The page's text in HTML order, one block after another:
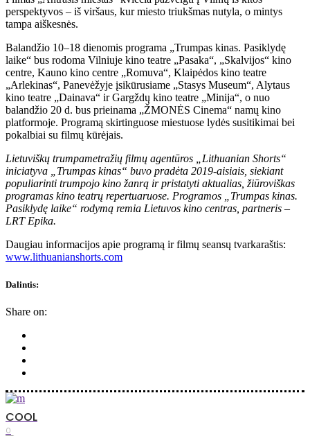
perspektyvos – iš viršaus, kur miesto triukšmas nutyla, o mintys
tampa aiškesnės.
Balandžio 10–18 dienomis programa „Trumpas kinas. Pasiklydę
laike“ bus rodoma Vilniuje kino teatre „Pasaka“, „Skalvijos“ kino
centre, Kauno kino centre „Romuva“, Klaipėdos kino teatre
„Arlekinas“, Panevėžyje įsikūrusiame „Stasys Museum“, Alytaus
kino teatre „Dainava“ ir Gargždų kino teatre „Minija“, o nuo
balandžio 20 d. bus prieinama „ŽMONĖS Cinema“ namų kino
platformoje. Programą skirtinguose miestuose lydės susitikimai bei
pokalbiai su filmų kūrėjais.
Lietuviškų trumpametražių filmų agentūros „Lithuanian Shorts“
iniciatyva „Trumpas kinas“ buvo pradėta 2019-aisiais, siekiant
populiarinti trumpojo kino žanrą ir pristatyti aktualias, žiūroviškas
programas kino teatrų repertuaruose. Programos „Trumpas kinas.
Pasiklydę laike“ rodymą remia Lietuvos kino centras, partneris –
LRT Epika.
Daugiau informacijos apie programą ir filmų seansų tvarkaraštis:
www.lithuanianshorts.com
Dalintis:
Share on:
COOL
0